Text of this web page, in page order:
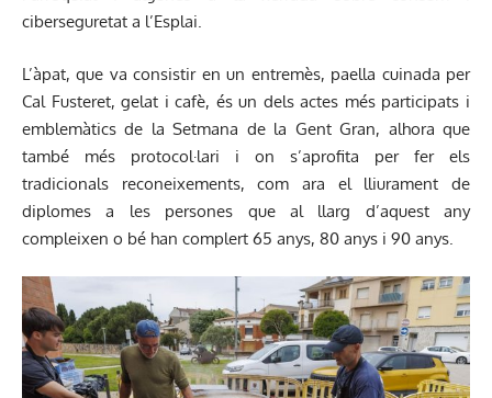
ciberseguretat a l’Esplai.
L’àpat, que va consistir en un entremès, paella cuinada per
Cal Fusteret, gelat i cafè, és un dels actes més participats i
emblemàtics de la Setmana de la Gent Gran, alhora que
també més protocol·lari i on s’aprofita per fer els
tradicionals reconeixements, com ara el lliurament de
diplomes a les persones que al llarg d’aquest any
compleixen o bé han complert 65 anys, 80 anys i 90 anys.